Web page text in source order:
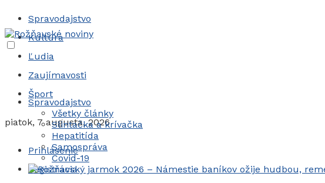
Spravodajstvo
Kultúra
Ľudia
Zaujímavosti
Šport
piatok, 7 augusta, 2026
Prihlásenie
Registrácia
Spravodajstvo
Všetky články
Slintačka a krívačka
Hepatitída
Samospráva
Covid-19